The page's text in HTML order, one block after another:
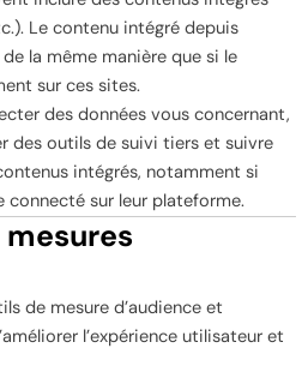
Le contenu intégré depuis
la même manière que si le
sur ces sites.
des données vous concernant,
des outils de suivi tiers et suivre
intégrés, notamment si
connecté sur leur plateforme.
de mesure d’audience et
l’expérience utilisateur et